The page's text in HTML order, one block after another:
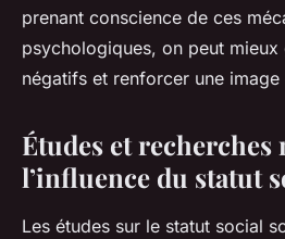
prenant conscience de ces
psychologiques, on peut
négatifs et renforcer une
Études et recherches
l’influence du statut
Les études sur le statut social